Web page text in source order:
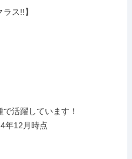
ス!!】
活躍しています！
年12月時点